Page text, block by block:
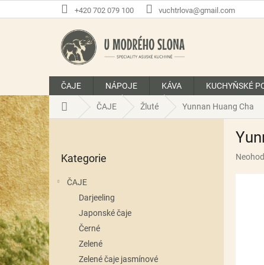
na
+420 702 079 100 vuchtrlova@gmail.com
ČAJE NÁPOJE KÁVA KUCHYŇSKÉ
Domů ČAJE Žluté Yunnan Huang Cha
P
o
s
t
a
n
n
í
p
a
kategorie
Kategorie
ČAJE
Darjeeling
Japonské čaje
Černé
Zelené
Zelené čaje jasmínové